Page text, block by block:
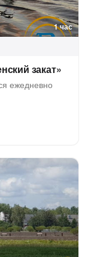
1 час
закат»
ежедневно